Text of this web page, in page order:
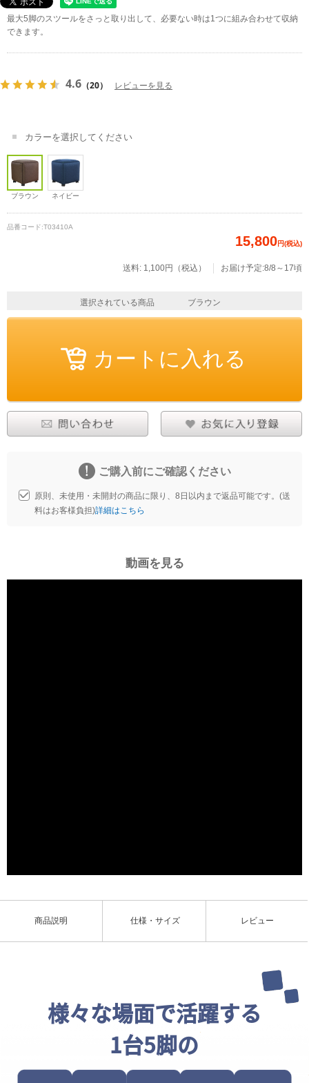
最大5脚のスツールをさっと取り出して、必要ない時は1つに組み合わせて収納
できます。
4.6 （20） レビューを見る
カラーを選択してください
ブラウン ネイビー
品番コード:T03410A
15,800円(税込)
送料: 1,100円（税込） お届け予定:8/8～17頃
選択されている商品 ブラウン
ご購入前にご確認ください
原則、未使用・未開封の商品に限り、8日以内まで返品可能です。(送
料はお客様負担)詳細はこちら
動画を見る
商品説明 仕様・サイズ レビュー
様々な場面で活躍する
1台5脚の